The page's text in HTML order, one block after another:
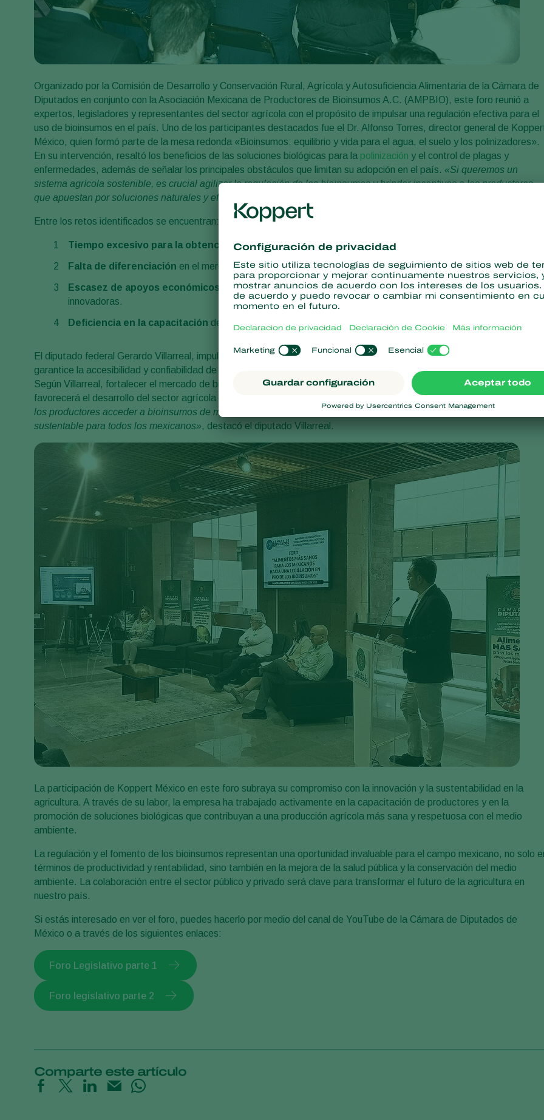
Organizado por la Comisión de Desarrollo y Conservación Rural, Agrícola y Autosuficiencia Alimentaria de la Cámara de
Diputados en conjunto con la Asociación Mexicana de Productores de Bioinsumos A.C. (AMPBIO), este foro reunió a
expertos, legisladores y representantes del sector agrícola con el propósito de impulsar una regulación efectiva para el
uso de bioinsumos en el país. Uno de los participantes destacados fue el Dr. Alfonso Torres, director general de
México, quien formó parte de la mesa redonda «Bioinsumos: equilibrio y vida para el agua, el suelo y los polinizadores».
En su intervención, resaltó los beneficios de las soluciones biológicas para la polinización y el control de plagas y
enfermedades, además de señalar los principales obstáculos que limitan su adopción en el país. «Si queremos un
sistema agrícola sostenible, es crucial agilizar la regulación de los bioinsumos y brindar incentivos a los productores
que apuestan por soluciones naturales y eficaces»
Entre los retos identificados se encuentran:
Tiempo excesivo para la obtención de registros, lo que retrasa la comercialización de bioinsumos.
Falta de diferenciación en el mercado para los productos agrícolas libres de pesticidas.
Escasez de apoyos económicos
para los productores que desean implementar estas tecnologías
innovadoras.
Deficiencia en la capacitación de los agricultores para el uso adecuado de bioinsumos.
El diputado federal Gerardo Villarreal, impulsor de esta iniciativa, enfatizó la necesidad de un marco normativo que
garantice la accesibilidad y confiabilidad de los bioinsumos, promoviendo una agricultura más sostenible y saludable.
Según Villarreal, fortalecer el mercado de bioinsumos permitirá reducir la dependencia de agroquímicos importados y
favorecerá el desarrollo del sector agrícola nacional. «
Es momento de que impulsemos una legislación que permita a
los productores acceder a bioinsumos de manera rápida y segura, garantizando así una agricultura más sana y
sustentable para todos los mexicanos», destacó el diputado Villarreal.
La participación de Koppert México en este foro subraya su compromiso con la innovación y la sustentabilidad en la
agricultura. A través de su labor, la empresa ha trabajado activamente en la capacitación de productores y en la
promoción de soluciones biológicas que contribuyan a una producción agrícola más sana y respetuosa con el medio
ambiente.
La regulación y el fomento de los bioinsumos representan una oportunidad invaluable para el campo mexicano, no solo
términos de productividad y rentabilidad, sino también en la mejora de la salud pública y la conservación del medio
ambiente. La colaboración entre el sector público y privado será clave para transformar el futuro de la agricultura en
nuestro país.
Si estás interesado en ver el foro, puedes hacerlo por medio del canal de YouTube de la Cámara de Diputados de
México o a través de los siguientes enlaces:
Foro Legislativo parte 1
Foro legislativo parte 2
Comparte este artículo